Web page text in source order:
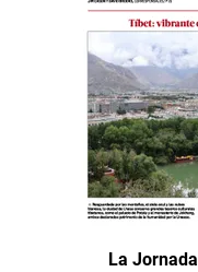
La